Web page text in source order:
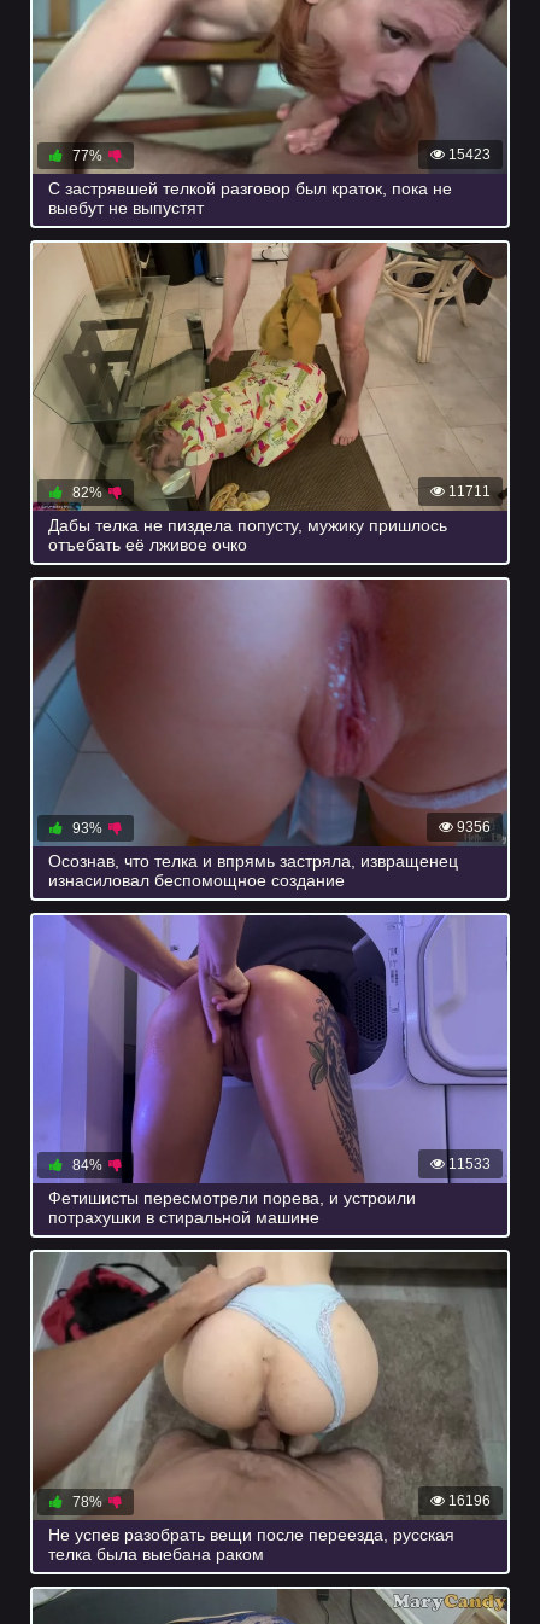
15423
77%
С застрявшей телкой разговор был краток, пока не
выебут не выпустят
11711
82%
Дабы телка не пиздела попусту, мужику пришлось
отъебать её лживое очко
9356
93%
Осознав, что телка и впрямь застряла, извращенец
изнасиловал беспомощное создание
11533
84%
Фетишисты пересмотрели порева, и устроили
потрахушки в стиральной машине
16196
78%
Не успев разобрать вещи после переезда, русская
телка была выебана раком